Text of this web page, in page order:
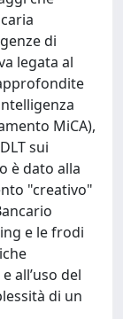
di
legata al
MiCA),
sui
è dato alla
"creativo"
e le frodi
all’uso del
di un